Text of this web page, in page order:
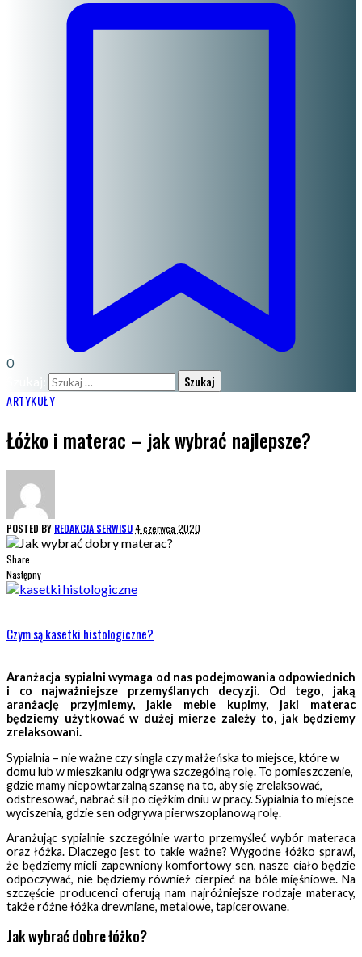
0
ARTYKUŁY
Łóżko i materac – jak wybrać najlepsze?
POSTED BY REDAKCJA SERWISU4 czerwca 2020
Share
Następny
Czym są kasetki histologiczne?
Aranżacja sypialni wymaga od nas podejmowania odpowiednich
i co najważniejsze przemyślanych decyzji. Od tego, jaką
aranżację przyjmiemy, jakie meble kupimy, jaki materac
będziemy użytkować w dużej mierze zależy to, jak będziemy
zrelaksowani.
Sypialnia – nie ważne czy singla czy małżeńska to miejsce, które w
domu lub w mieszkaniu odgrywa szczególną rolę. To pomieszczenie,
gdzie mamy niepowtarzalną szansę na to, aby się zrelaksować,
odstresować, nabrać sił po ciężkim dniu w pracy. Sypialnia to miejsce
wyciszenia, gdzie sen odgrywa pierwszoplanową rolę.
Aranżując sypialnie szczególnie warto przemyśleć wybór materaca
oraz łóżka. Dlaczego jest to takie ważne? Wygodne łóżko sprawi,
że będziemy mieli zapewniony komfortowy sen, nasze ciało będzie
odpoczywać, nie będziemy również cierpieć na bóle mięśniowe. Na
szczęście producenci oferują nam najróżniejsze rodzaje materacy,
także różne łóżka drewniane, metalowe, tapicerowane.
Jak wybrać dobre łóżko?